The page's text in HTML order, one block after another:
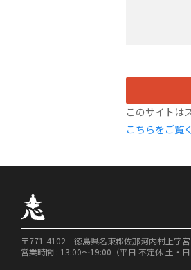
このサイトは
こちらをご覧
〒771-4102 徳島県名東郡佐那河内村上字宮
営業時間 : 13:00〜19:00（平日 不定休 土・